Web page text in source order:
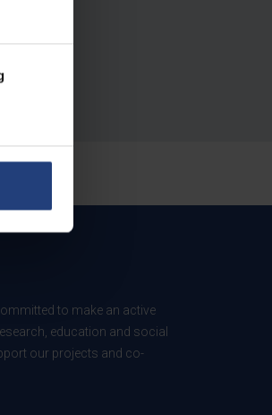
to make an active
education and social
our projects and co-